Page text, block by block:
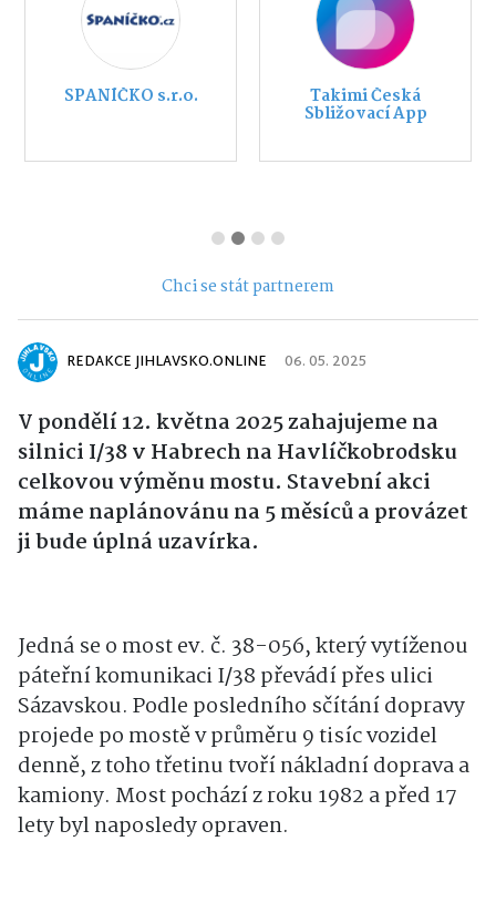
SPANÍČKO s.r.o. Takimi Česká
Sbližovací App
Chci se stát partnerem
REDAKCE JIHLAVSKO.ONLINE 06. 05. 2025
V pondělí 12. května 2025zahajujeme na
silnici I/38 v Habrech na Havlíčkobrodsku
celkovou výměnu mostu. Stavební akci
máme naplánovánu na 5 měsíců a provázet
ji bude úplná uzavírka.
Jedná se o most ev. č. 38-056, který vytíženou
páteřní komunikaci I/38 převádí přes ulici
Sázavskou. Podle posledního sčítání dopravy
projede po mostě v průměru 9 tisíc vozidel
denně, z toho třetinu tvoří nákladní doprava a
kamiony. Most pochází z roku 1982 a před 17
lety byl naposledy opraven.